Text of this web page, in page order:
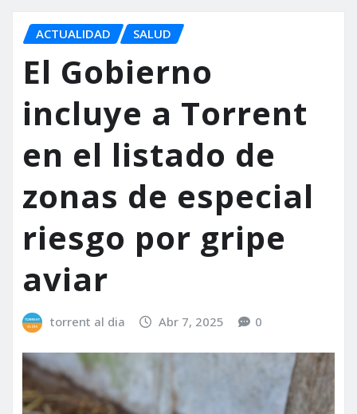
ACTUALIDAD SALUD
El Gobierno
incluye a Torrent
en el listado de
zonas de especial
riesgo por gripe
aviar
torrent al dia Abr 7, 2025 0